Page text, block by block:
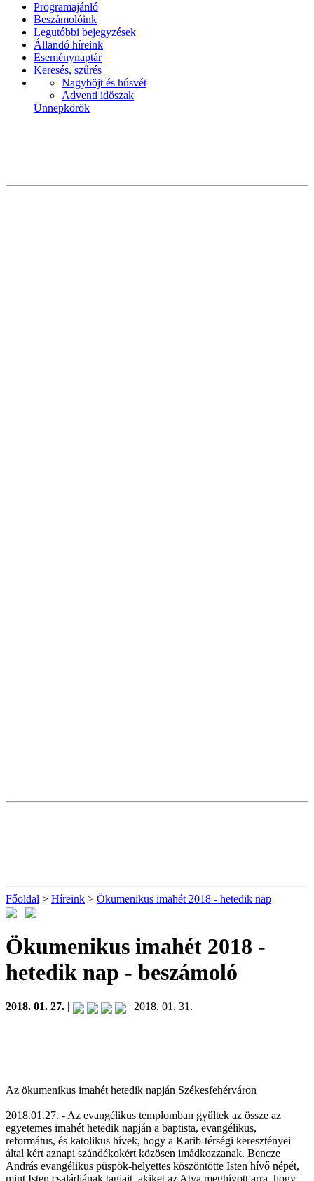
Programajánló
Beszámolóink
Legutóbbi bejegyzések
Állandó híreink
Eseménynaptár
Keresés, szűrés
Nagyböjt és húsvét
Adventi időszak
Ünnepkörök
Főoldal > Híreink > Ökumenikus imahét 2018 - hetedik nap
Ökumenikus imahét 2018 -
hetedik nap - beszámoló
2018. 01. 27. | | 2018. 01. 31.
Az ökumenikus imahét hetedik napján Székesfehérváron
2018.01.27. - Az evangélikus templomban gyűltek az össze az
egyetemes imahét hetedik napján a baptista, evangélikus,
református, és katolikus hívek, hogy a Karib-térségi keresztényei
által kért aznapi szándékokért közösen imádkozzanak. Bencze
András evangélikus püspök-helyettes köszöntötte Isten hívő népét,
mint Isten családjának tagjait, akiket az Atya meghívott arra, hogy